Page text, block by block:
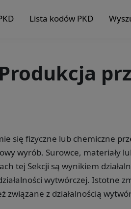
Lista kodów PKD
się fizyczne lub chemiczne
wyrób. Surowce, materiały
tej Sekcji są wynikiem
wytwórczej. Istotne
związane z działalnością